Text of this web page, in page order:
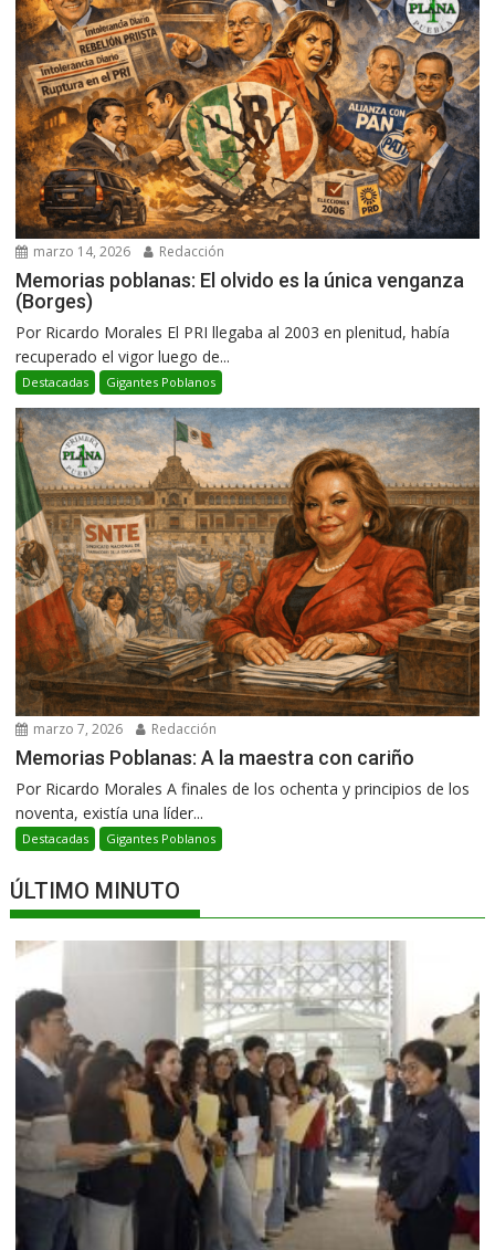
marzo 14, 2026 Redacción
Memorias poblanas: El olvido es la única venganza
(Borges)
Por Ricardo Morales El PRI llegaba al 2003 en plenitud, había
recuperado el vigor luego de...
Destacadas Gigantes Poblanos
marzo 7, 2026 Redacción
Memorias Poblanas: A la maestra con cariño
Por Ricardo Morales A finales de los ochenta y principios de los
noventa, existía una líder...
Destacadas Gigantes Poblanos
ÚLTIMO MINUTO